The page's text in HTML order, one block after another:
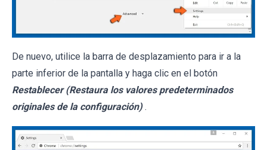
De nuevo, utilice la barra de desplazamiento para ir a la
parte inferior de la pantalla y haga clic en el botón
Restablecer (Restaura los valores predeterminados
originales de la configuración) .